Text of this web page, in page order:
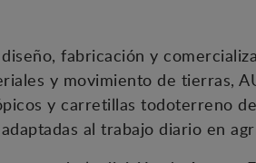
fabricación y
y movimiento de tierras,
y carretillas todoterreno
al trabajo diario en